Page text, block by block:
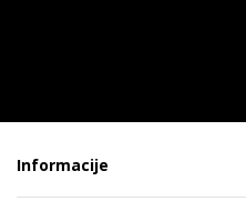
Informacije